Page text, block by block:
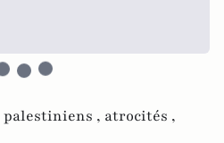
palestiniens , atrocités ,